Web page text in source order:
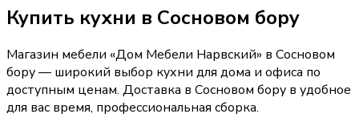
Купить кухни в Сосновом бору
Магазин мебели «Дом Мебели Нарвский» в Сосновом
бору— широкий выбор кухни для дома и офиса по
доступным ценам. Доставка в Сосновом бору в удобное
для вас время, профессиональная сборка.